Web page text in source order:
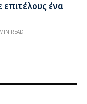
επιτέλους ένα
READ